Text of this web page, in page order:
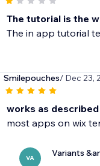
The tutorial is the
The in app tutorial
Smilepouches/ Dec 23,
works as described
most apps on wix
VA Variants